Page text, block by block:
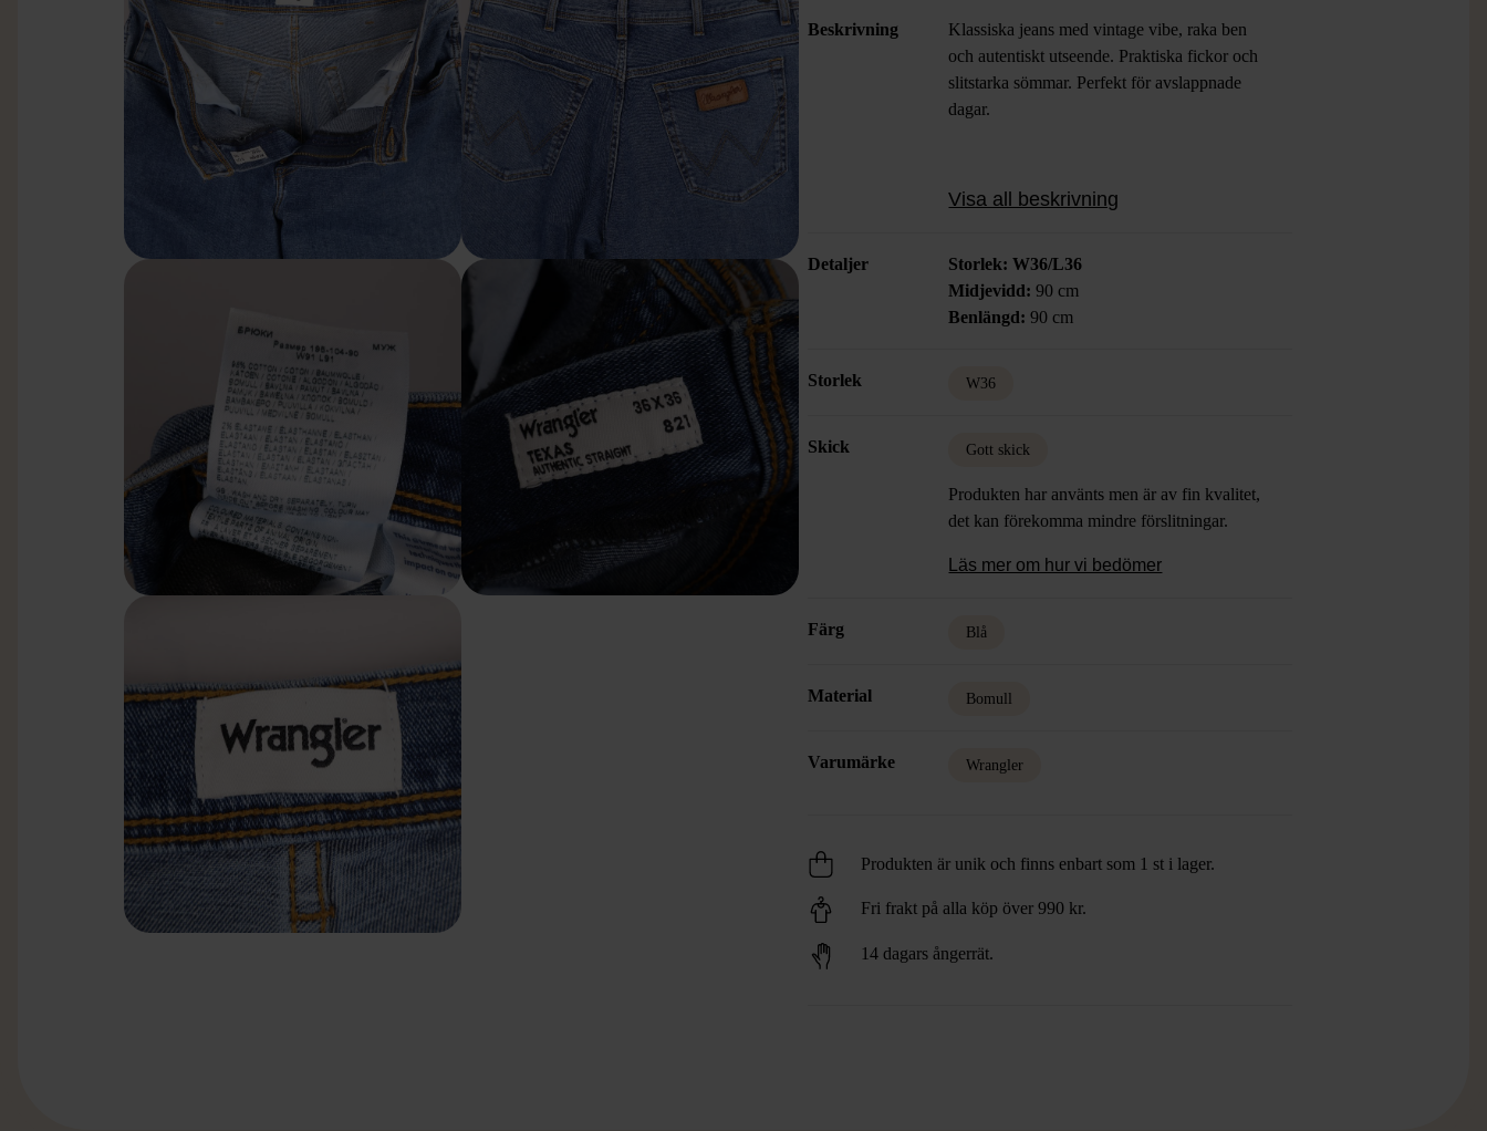
Beskrivning
Klassiska jeans med vintage vibe, raka ben
och autentiskt utseende. Praktiska fickor och
slitstarka sömmar. Perfekt för avslappnade
dagar.
Visa all beskrivning
Detaljer
Storlek: W36/L36
Midjevidd: 90 cm
Benlängd: 90 cm
Storlek W36
Skick Gott skick
Produkten har använts men är av fin kvalitet,
det kan förekomma mindre förslitningar.
Läs mer om hur vi bedömer
Färg Blå
Material Bomull
Varumärke Wrangler
Produkten är unik och finns enbart som 1 st i lager.
Fri frakt på alla köp över 990 kr.
14 dagars ångerrät.